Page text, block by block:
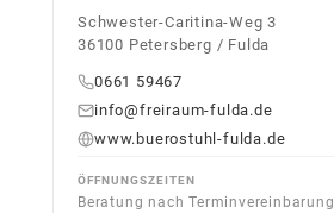
Schwester-Caritina-Weg 3
36100 Petersberg / Fulda
0661 59467
info@freiraum-fulda.de
www.buerostuhl-fulda.de
ÖFFNUNGSZEITEN
Beratung nach Terminvereinbarung